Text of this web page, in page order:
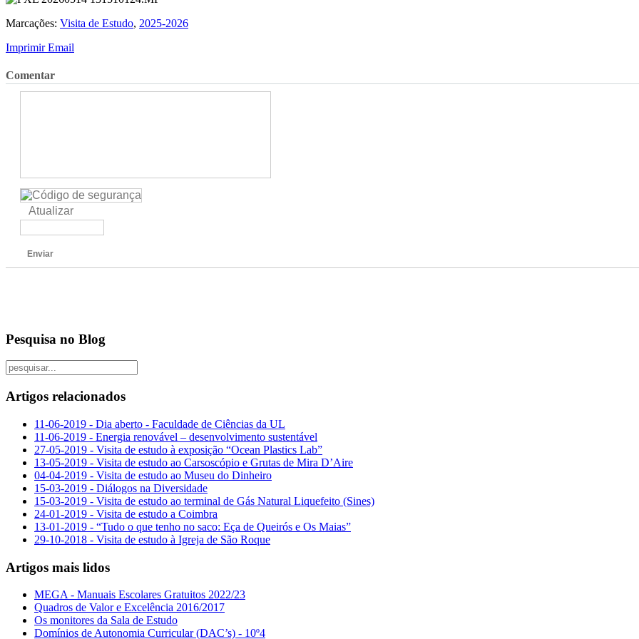
Marcações: Visita de Estudo, 2025-2026
ImprimirEmail
Comentar
Atualizar
Enviar
Pesquisa no Blog
Artigos relacionados
11-06-2019 - Dia aberto - Faculdade de Ciências da UL
11-06-2019 - Energia renovável – desenvolvimento sustentável
27-05-2019 - Visita de estudo à exposição “Ocean Plastics Lab”
13-05-2019 - Visita de estudo ao Carsoscópio e Grutas de Mira D’Aire
04-04-2019 - Visita de estudo ao Museu do Dinheiro
15-03-2019 - Diálogos na Diversidade
15-03-2019 - Visita de estudo ao terminal de Gás Natural Liquefeito (Sines)
24-01-2019 - Visita de estudo a Coimbra
13-01-2019 - “Tudo o que tenho no saco: Eça de Queirós e Os Maias”
29-10-2018 - Visita de estudo à Igreja de São Roque
Artigos mais lidos
MEGA - Manuais Escolares Gratuitos 2022/23
Quadros de Valor e Excelência 2016/2017
Os monitores da Sala de Estudo
Domínios de Autonomia Curricular (DAC’s) - 10º4